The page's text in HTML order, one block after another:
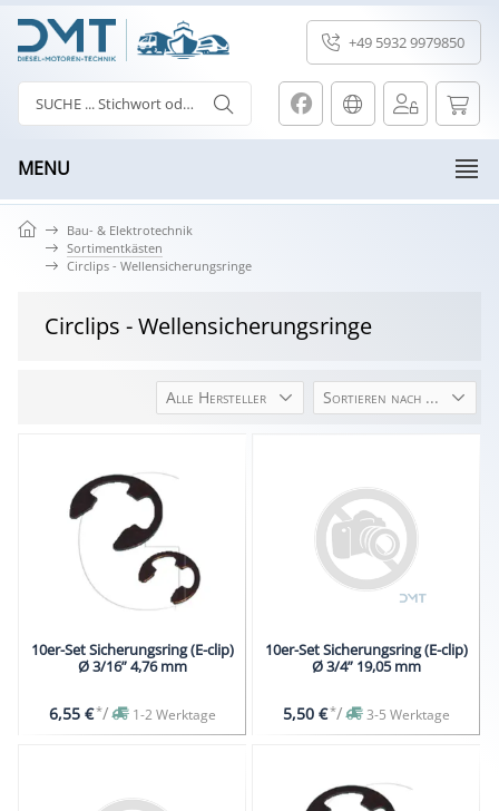
+49 5932 9979850
MENU
Bau- & Elektrotechnik
Sortimentkästen
Circlips - Wellensicherungsringe
Circlips - Wellensicherungsringe
Alle Hersteller Sortieren nach ...
10er-Set Sicherungsring (E-clip)
Ø 3/16” 4,76 mm
6,55 €*/ 1-2 Werktage
10er-Set Sicherungsring (E-clip)
Ø 3/4” 19,05 mm
5,50 €*/ 3-5 Werktage